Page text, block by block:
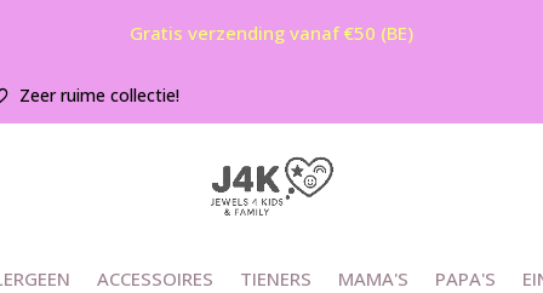
ACCESSOIRES TIENERS MAMA'S PAPA'S
Zeer ruime collectie!
Gratis verzending vanaf €50 (BE)